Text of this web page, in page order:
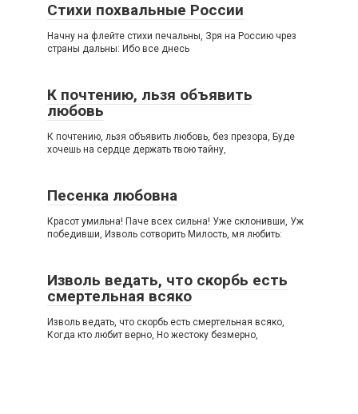
Стихи похвальные России
Начну на флейте стихи печальны, Зря на Россию чрез
страны дальны: Ибо все днесь
К почтению, льзя объявить
любовь
К почтению, льзя объявить любовь, без презора, Буде
хочешь на сердце держать твою тайну,
Песенка любовна
Красот умильна! Паче всех сильна! Уже склонивши, Уж
победивши, Изволь сотворить Милость, мя любить:
Изволь ведать, что скорбь есть
смертельная всяко
Изволь ведать, что скорбь есть смертельная всяко,
Когда кто любит верно, Но жестоку безмерно,